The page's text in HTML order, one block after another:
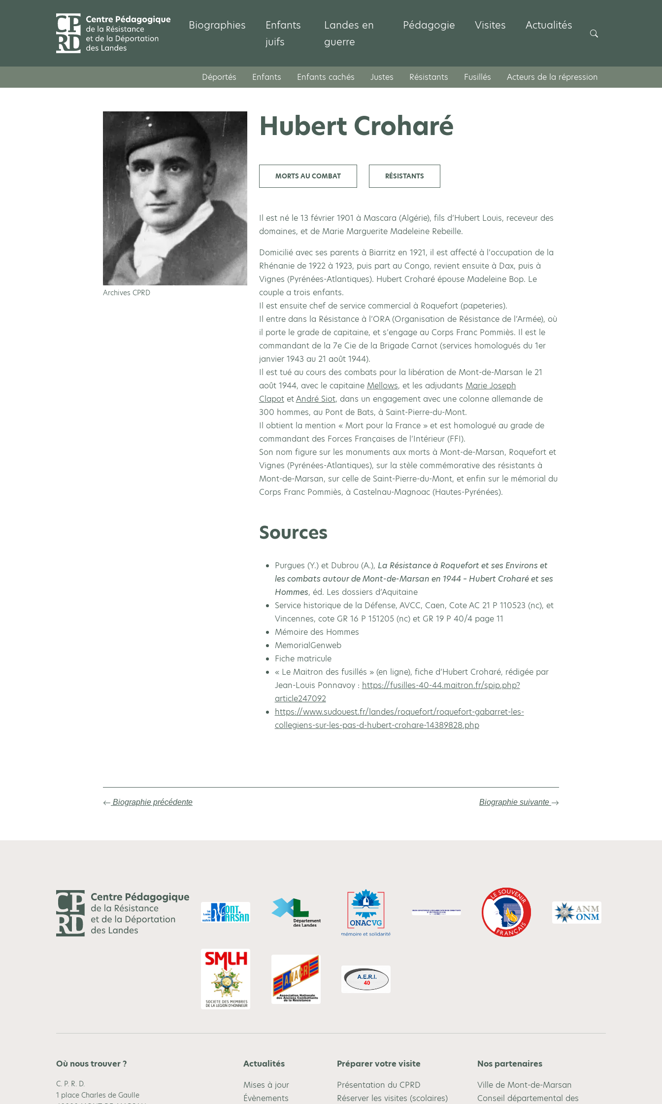
Biographies
Enfants
juifs
Landes en
guerre
Pédagogie Visites Actualités
Rechercher
Déportés Enfants Enfants cachés Justes Résistants Fusillés Acteurs de la répression
Archives CPRD
Hubert Croharé
MORTS AU COMBAT RÉSISTANTS
Il est né le 13 février 1901 à Mascara (Algérie), fils d’Hubert Louis, receveur des
domaines, et de Marie Marguerite Madeleine Rebeille.
Domicilié avec ses parents à Biarritz en 1921, il est affecté à l’occupation de la
Rhénanie de 1922 à 1923, puis part au Congo, revient ensuite à Dax, puis à
Vignes (Pyrénées-Atlantiques). Hubert Croharé épouse Madeleine Bop. Le
couple a trois enfants.
Il est ensuite chef de service commercial à Roquefort (papeteries).
Il entre dans la Résistance à l’ORA (Organisation de Résistance de l’Armée), où
il porte le grade de capitaine, et s’engage au Corps Franc Pommiès. Il est le
commandant de la 7e Cie de la Brigade Carnot (services homologués du 1er
janvier 1943 au 21 août 1944).
Il est tué au cours des combats pour la libération de Mont-de-Marsan le 21
août 1944, avec le capitaine Mellows, et les adjudants Marie Joseph
ClapotetAndré Siot, dans un engagement avec une colonne allemande de
300 hommes, au Pont de Bats, à Saint-Pierre-du-Mont.
Il obtient la mention « Mort pour la France » et est homologué au grade de
commandant des Forces Françaises de l’Intérieur (FFI).
Son nom figure sur les monuments aux morts à Mont-de-Marsan, Roquefort et
Vignes (Pyrénées-Atlantiques), sur la stèle commémorative des résistants à
Mont-de-Marsan, sur celle de Saint-Pierre-du-Mont, et enfin sur le mémorial du
Corps Franc Pommiès, à Castelnau-Magnoac (Hautes-Pyrénées).
Sources
Purgues (Y.) et Dubrou (A.), La Résistance à Roquefort et ses Environs et
les combats autour de Mont-de-Marsan en 1944 – Hubert Croharé et ses
Hommes, éd. Les dossiers d’Aquitaine
Service historique de la Défense, AVCC, Caen, Cote AC 21 P 110523 (nc), et
Vincennes, cote GR 16 P 151205 (nc) et GR 19 P 40/4 page 11
Mémoire des Hommes
MemorialGenweb
Fiche matricule
« Le Maitron des fusillés » (en ligne), fiche d’Hubert Croharé, rédigée par
Jean-Louis Ponnavoy : https://fusilles-40-44.maitron.fr/spip.php?
article247092
https://www.sudouest.fr/landes/roquefort/roquefort-gabarret-les-
collegiens-sur-les-pas-d-hubert-crohare-14389828.php
Biographie précédente Biographie suivante
Où nous trouver ?
C. P. R. D.
1 place Charles de Gaulle
Actualités
Mises à jour
Évènements
Préparer votre visite
Présentation du CPRD
Réserver les visites (scolaires)
Nos partenaires
Ville de Mont-de-Marsan
Conseil départemental des